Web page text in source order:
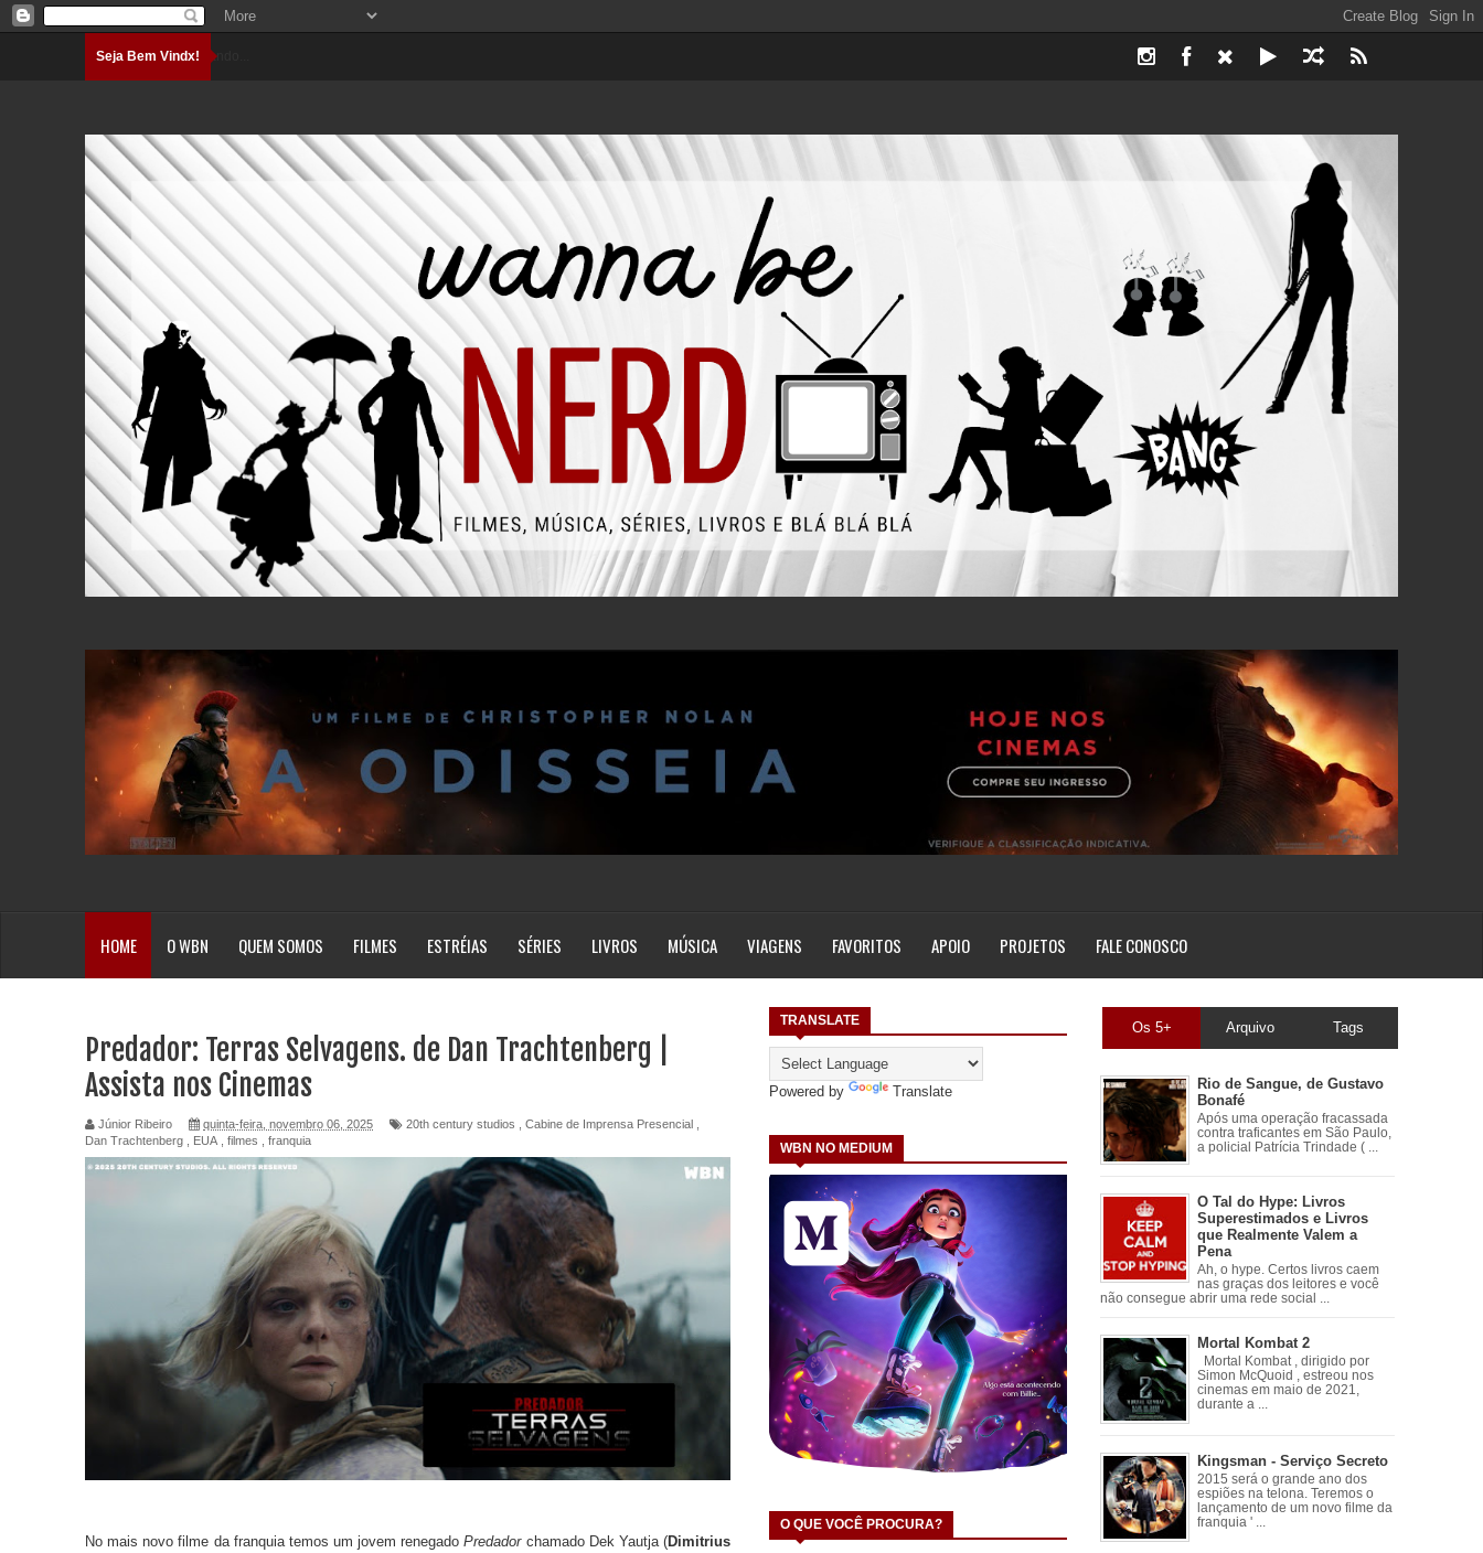
Seja Bem Vindx!Carregando...
HOME O WBN QUEM SOMOS FILMES ESTRÉIAS SÉRIES LIVROS MÚSICA VIAGENS FAVORITOS APOIO PROJETOS FALE CONOSCO
TRANSLATE
Powered by Translate
WBN NO MEDIUM
O QUE VOCÊ PROCURA?
Predador: Terras Selvagens. de Dan Trachtenberg |
Assista nos Cinemas
Júnior Ribeiro quinta-feira, novembro 06, 2025 20th century studios , Cabine de Imprensa Presencial ,
Dan Trachtenberg , EUA , filmes , franquia
No mais novo filme da franquia temos um jovem renegadoPredadorchamado Dek Yautja (Dimitrius
Os 5+ Arquivo Tags
Rio de Sangue, de Gustavo
Bonafé
Após uma operação fracassada
contra traficantes em São Paulo,
a policial Patrícia Trindade ( ...
O Tal do Hype: Livros
Superestimados e Livros
que Realmente Valem a
Pena
Ah, o hype. Certos livros caem
nas graças dos leitores e você
não consegue abrir uma rede social ...
Mortal Kombat 2
Mortal Kombat , dirigido por
Simon McQuoid , estreou nos
cinemas em maio de 2021,
durante a ...
Kingsman - Serviço Secreto
2015 será o grande ano dos
espiões na telona. Teremos o
lançamento de um novo filme da
franquia ' ...